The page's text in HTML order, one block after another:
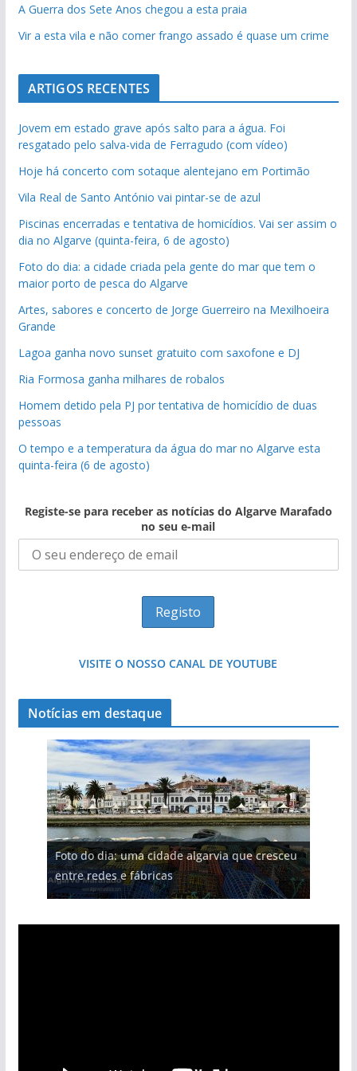
A Guerra dos Sete Anos chegou a esta praia
Vir a esta vila e não comer frango assado é quase um crime
ARTIGOS RECENTES
Jovem em estado grave após salto para a água. Foi
resgatado pelo salva-vida de Ferragudo (com vídeo)
Hoje há concerto com sotaque alentejano em Portimão
Vila Real de Santo António vai pintar-se de azul
Piscinas encerradas e tentativa de homicídios. Vai ser assim o
dia no Algarve (quinta-feira, 6 de agosto)
Foto do dia: a cidade criada pela gente do mar que tem o
maior porto de pesca do Algarve
Artes, sabores e concerto de Jorge Guerreiro na Mexilhoeira
Grande
Lagoa ganha novo sunset gratuito com saxofone e DJ
Ria Formosa ganha milhares de robalos
Homem detido pela PJ por tentativa de homicídio de duas
pessoas
O tempo e a temperatura da água do mar no Algarve esta
quinta-feira (6 de agosto)
Registe-se para receber as notícias do Algarve Marafado
no seu e-mail
VISITE O NOSSO CANAL DE YOUTUBE
Notícias em destaque
Foto do dia: uma cidade algarvia que cresceu
entre redes e fábricas